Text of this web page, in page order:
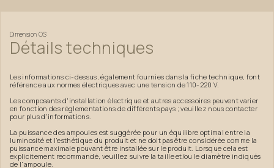
Dimension OS
Détails techniques
Les informations ci-dessus, également fournies dans la fiche technique, font
référence aux normes électriques avec une tension de 110-220 V.
Les composants d'installation électrique et autres accessoires peuvent varier
en fonction des réglementations de différents pays ; veuillez nous contacter
pour plus d'informations.
La puissance des ampoules est suggérée pour un équilibre optimal entre la
luminosité et l'esthétique du produit et ne doit pas être considérée comme la
puissance maximale pouvant être installée sur le produit. Lorsque cela est
explicitement recommandé, veuillez suivre la taille et/ou le diamètre indiqués
de l'ampoule.